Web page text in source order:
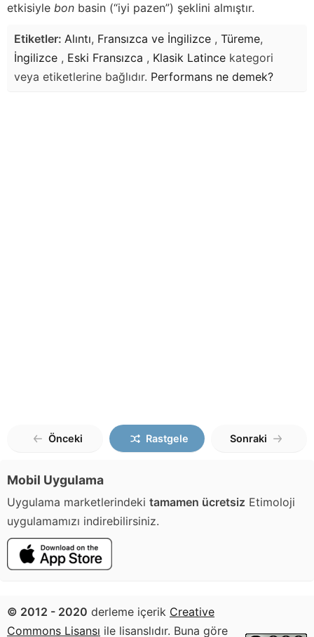
etkisiyle bon basin (“iyi pazen”) şeklini almıştır.
Etiketler: Alıntı, Fransızca ve İngilizce , Türeme,
İngilizce , Eski Fransızca , Klasik Latince kategori
veya etiketlerine bağlıdır. Performans ne demek?
Önceki Rastgele Sonraki
Mobil Uygulama
Uygulama marketlerindeki tamamen ücretsiz Etimoloji
uygulamamızı indirebilirsiniz.
© 2012 - 2020 derleme içerik Creative
Commons Lisansı ile lisanslıdır. Buna göre